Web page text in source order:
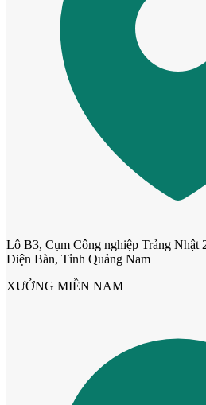
Cửa mẫu trơn phẳng
Lô B3, Cụm Công nghiệp Trảng
Điện Bàn, Tỉnh Quảng Nam
XƯỞNG MIỀN NAM